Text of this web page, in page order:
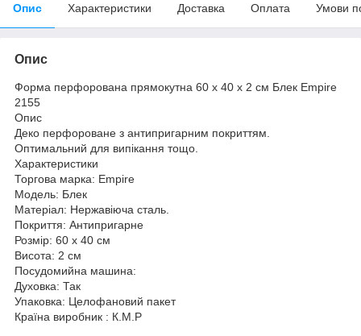
Опис Характеристики Доставка Оплата Умови
Опис
Форма перфорована прямокутна 60 х 40 х 2 см Блек Empire
2155
Опис
Деко перфороване з антипригарним покриттям.
Оптимальний для випікання тощо.
Характеристики
Торгова марка: Empire
Модель: Блек
Матеріал: Нержавіюча сталь.
Покриття: Антипригарне
Розмір: 60 х 40 см
Висота: 2 см
Посудомийна машина:
Духовка: Так
Упаковка: Целофановий пакет
Країна виробник : К.М.Р